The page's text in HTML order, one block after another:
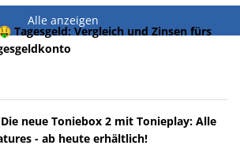
Alle anzeigen
Tagesgeld: Vergleich und Zinsen fürs
neue Toniebox 2 mit Tonieplay: Alle
- ab heute erhältlich!